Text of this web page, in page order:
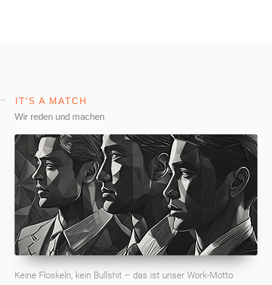
IT’S A MATCH
Wir reden und machen
Keine Floskeln, kein Bullshit – das ist unser Work-Motto